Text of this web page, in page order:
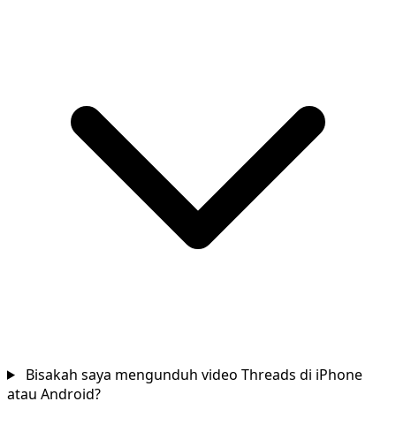
Bisakah saya mengunduh video Threads di iPhone
atau Android?